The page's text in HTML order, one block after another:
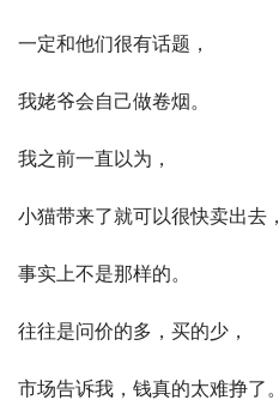
一定和他们很有话题，
我姥爷会自己做卷烟。
我之前一直以为，
小猫带来了就可以很快卖出去，
事实上不是那样的。
往往是问价的多，买的少，
市场告诉我，钱真的太难挣了。